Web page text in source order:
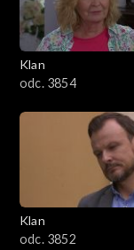
Klan
odc. 3854
Klan
odc. 3852